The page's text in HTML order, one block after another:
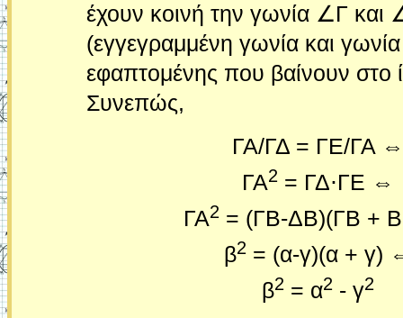
έχουν κοινή την γωνία ∠Γ
(εγγεγραμμένη γωνία και
εφαπτομένης που βαίνουν στο
Συνεπώς,
ΓΑ/ΓΔ = ΓΕ/ΓΑ ⇔
ΓΑ2 = ΓΔ⋅ΓΕ ⇔
ΓΑ2= (ΓΒ-ΔΒ)(ΓΒ +
β2 = (α-γ)(α + γ)
β2 = α2 - γ2